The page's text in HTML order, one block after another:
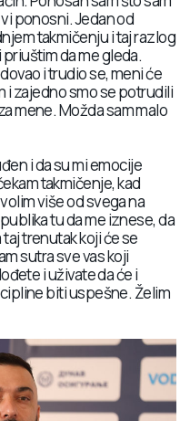
ponosni. Jedan od
takmičenju i taj razlog
da me gleda.
i trudio se, meni će
i zajedno smo se potrudili
mene. Možda sam malo
i da su mi emocije
takmičenje, kad
više od svega na
tu da me iznese, da
trenutak koji će se
sutra sve vas koji
i uživate da će i
biti uspešne. Želim